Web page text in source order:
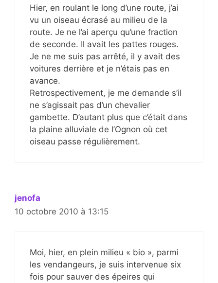
Hier, en roulant le long d’une route, j’ai
vu un oiseau écrasé au milieu de la
route. Je ne l’ai aperçu qu’une fraction
de seconde. Il avait les pattes rouges.
Je ne me suis pas arrêté, il y avait des
voitures derrière et je n’étais pas en
avance.
Retrospectivement, je me demande s’il
ne s’agissait pas d’un chevalier
gambette. D’autant plus que c’était dans
la plaine alluviale de l’Ognon où cet
oiseau passe régulièrement.
jenofa
10 octobre 2010 à 13:15
Moi, hier, en plein milieu « bio », parmi
les vendangeurs, je suis intervenue six
fois pour sauver des épeires qui